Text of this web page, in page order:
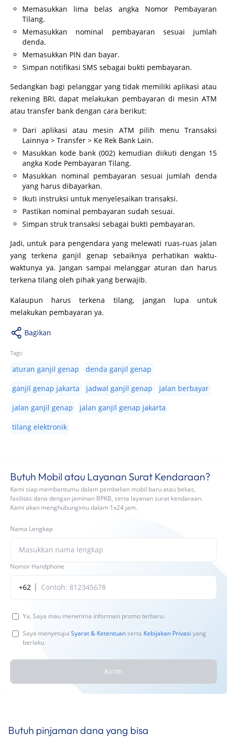
Memasukkan lima belas angka Nomor Pembayaran
Tilang.
Memasukkan nominal pembayaran sesuai jumlah
denda.
Memasukkan PIN dan bayar.
Simpan notifikasi SMS sebagai bukti pembayaran.
Sedangkan bagi pelanggar yang tidak memiliki aplikasi atau
rekening BRI, dapat melakukan pembayaran di mesin ATM
atau transfer bank dengan cara berikut:
Dari aplikasi atau mesin ATM pilih menu Transaksi
Lainnya > Transfer > Ke Rek Bank Lain.
Masukkan kode bank (002) kemudian diikuti dengan 15
angka Kode Pembayaran Tilang.
Masukkan nominal pembayaran sesuai jumlah denda
yang harus dibayarkan.
Ikuti instruksi untuk menyelesaikan transaksi.
Pastikan nominal pembayaran sudah sesuai.
Simpan struk transaksi sebagai bukti pembayaran.
Jadi, untuk para pengendara yang melewati ruas-ruas jalan
yang terkena ganjil genap sebaiknya perhatikan waktu-
waktunya ya. Jangan sampai melanggar aturan dan harus
terkena tilang oleh pihak yang berwajib.
Kalaupun harus terkena tilang, jangan lupa untuk
melakukan pembayaran ya.
Bagikan
Tags:
aturan ganjil genap
denda ganjil genap
ganjil genap jakarta
jadwal ganjil genap
jalan berbayar
jalan ganjil genap
jalan ganjil genap jakarta
tilang elektronik
Butuh Mobil atau Layanan Surat Kendaraan?
Kami siap membantumu dalam pembelian mobil baru atau bekas,
fasilitas dana dengan jaminan BPKB, serta layanan surat kendaraan.
Kami akan menghubungimu dalam 1x24 jam.
Nama Lengkap
Nomor Handphone
+62
Ya, Saya mau menerima informasi promo terbaru.
Saya menyetujui Syarat & Ketentuanserta Kebijakan Privasi yang
berlaku.
Kirim
Butuh pinjaman dana yang bisa